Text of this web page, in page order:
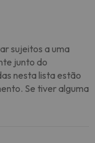
sujeitos a uma
junto do
nesta lista estão
Se tiver alguma